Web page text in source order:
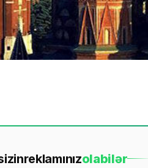
reklamınızolabilər